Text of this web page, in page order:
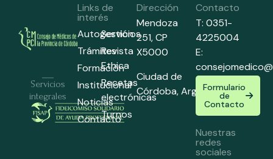
Servicios
integrales
Links de
interés
Autogestión
Trámites
Formación
Institucional
Noticias
Contacto
Servicios
Revista
Ethica
Recetas
electrónicas
Turnos
Dirección
Mendoza
251,CP
X5000
Ciudad de
Córdoba,Argentina
Contacto
T: 0351-
4225004
E:
Formulario
de
Contacto
Nuestras
redes
sociales